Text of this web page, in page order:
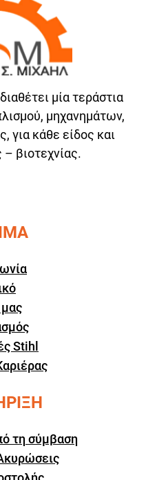
μία τεράστια
μηχανημάτων,
για κάθε είδος και
– βιοτεχνίας.
Stihl
τη σύμβαση